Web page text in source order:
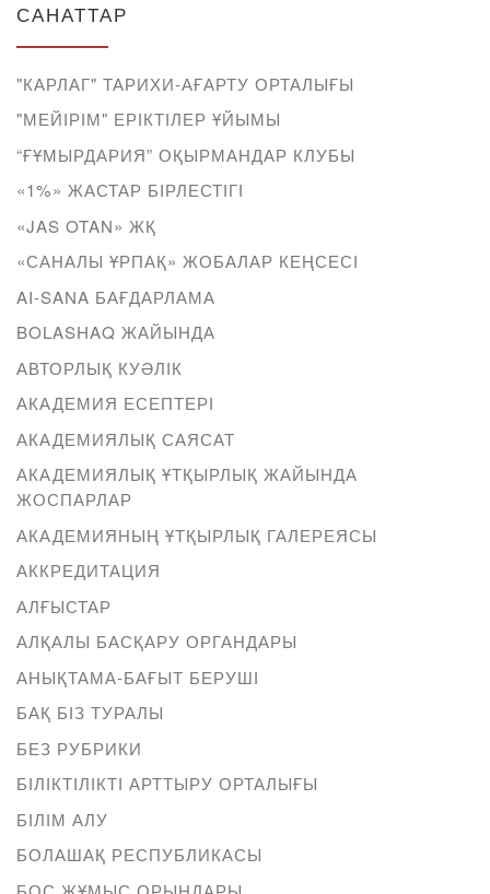
САНАТТАР
"КАРЛАГ" ТАРИХИ-АҒАРТУ ОРТАЛЫҒЫ
"МЕЙІРІМ" ЕРІКТІЛЕР ҰЙЫМЫ
“ҒҰМЫРДАРИЯ” ОҚЫРМАНДАР КЛУБЫ
«1%» ЖАСТАР БІРЛЕСТІГІ
«JAS OTAN» ЖҚ
«САНАЛЫ ҰРПАҚ» ЖОБАЛАР КЕҢСЕСІ
AI-SANA БАҒДАРЛАМА
BOLASHAQ ЖАЙЫНДА
АВТОРЛЫҚ КУӘЛІК
АКАДЕМИЯ ЕСЕПТЕРІ
АКАДЕМИЯЛЫҚ САЯСАТ
АКАДЕМИЯЛЫҚ ҰТҚЫРЛЫҚ ЖАЙЫНДА
ЖОСПАРЛАР
АКАДЕМИЯНЫҢ ҰТҚЫРЛЫҚ ГАЛЕРЕЯСЫ
АККРЕДИТАЦИЯ
АЛҒЫСТАР
АЛҚАЛЫ БАСҚАРУ ОРГАНДАРЫ
АНЫҚТАМА-БАҒЫТ БЕРУШІ
БАҚ БІЗ ТУРАЛЫ
БЕЗ РУБРИКИ
БІЛІКТІЛІКТІ АРТТЫРУ ОРТАЛЫҒЫ
БІЛІМ АЛУ
БОЛАШАҚ РЕСПУБЛИКАСЫ